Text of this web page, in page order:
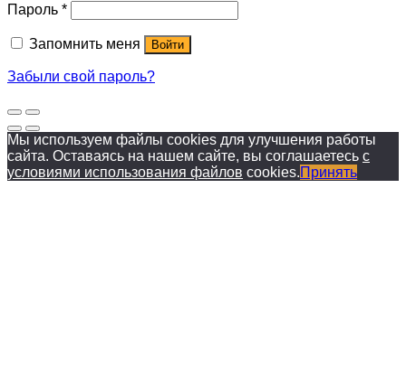
Пароль *
Запомнить меня Войти
Забыли свой пароль?
Мы используем файлы cookies для улучшения работы
сайта. Оставаясь на нашем сайте, вы соглашаетесь с
условиями использования файлов cookies.Принять